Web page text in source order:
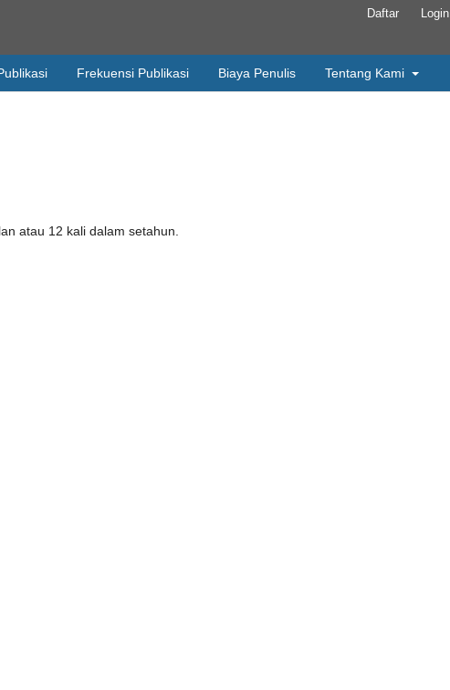
Frekuensi Publikasi Biaya Penulis Tentang Kami
Daftar Login
atau 12 kali dalam setahun.